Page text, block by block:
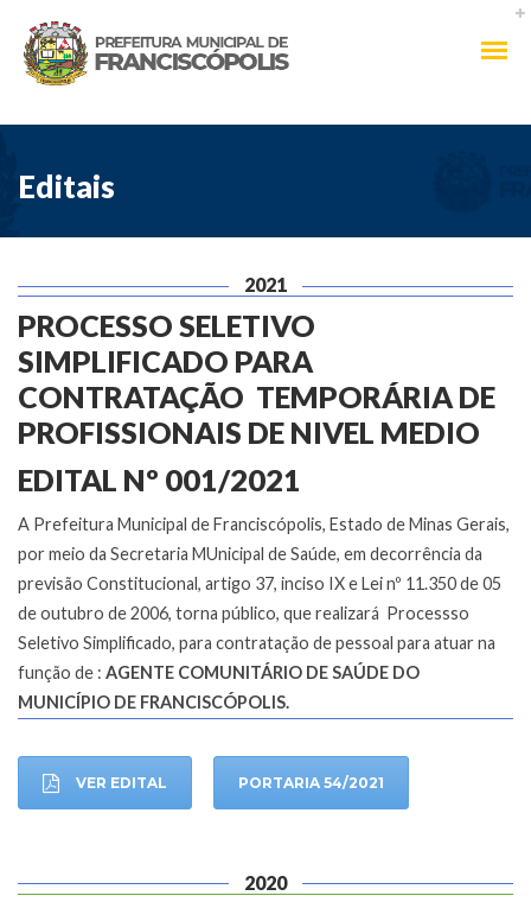
Editais
2021
PROCESSO SELETIVO
SIMPLIFICADO PARA
CONTRATAÇÃO TEMPORÁRIA DE
PROFISSIONAIS DE NIVEL MEDIO
EDITAL Nº 001/2021
A Prefeitura Municipal de Franciscópolis, Estado de Minas Gerais,
por meio da Secretaria MUnicipal de Saúde, em decorrência da
previsão Constitucional, artigo 37, inciso IX e Lei nº 11.350 de 05
de outubro de 2006, torna público, que realizará Processso
Seletivo Simplificado, para contratação de pessoal para atuar na
função de : AGENTE COMUNITÁRIO DE SAÚDE DO
MUNICÍPIO DE FRANCISCÓPOLIS.
VER EDITAL PORTARIA 54/2021
2020